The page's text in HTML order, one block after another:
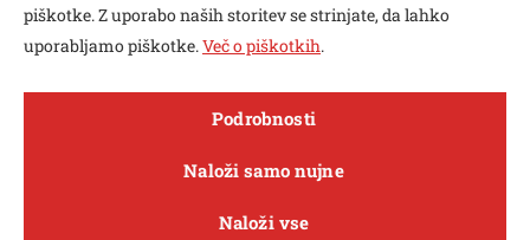
Open toolbar
piškotke. Z uporabo naših storitev se strinjate, da lahko
uporabljamo piškotke.Več o piškotkih.
Podrobnosti
Naloži samo nujne
Naloži vse